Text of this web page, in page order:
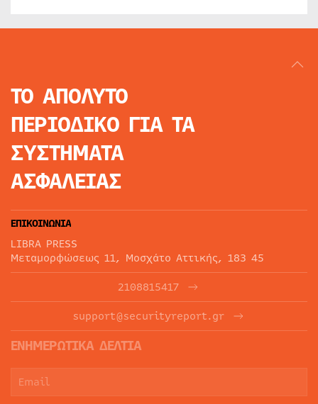
ΤΟ ΑΠΟΛΥΤΟ
ΠΕΡΙΟΔΙΚΟ ΓΙΑ ΤΑ
ΣΥΣΤΗΜΑΤΑ
ΑΣΦΑΛΕΙΑΣ
ΕΠΙΚΟΙΝΩΝΙΑ
LIBRA PRESS
Μεταμορφώσεως 11, Μοσχάτο Αττικής, 183 45
2108815417
support@securityreport.gr
ΕΝΗΜΕΡΩΤΙΚΑ ΔΕΛΤΙΑ